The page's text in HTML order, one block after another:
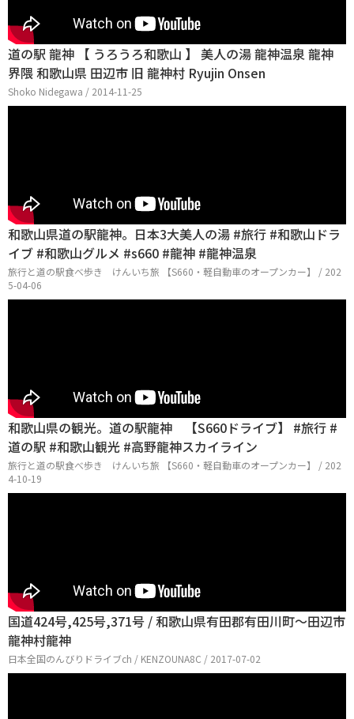
道の駅 龍神 【 うろうろ和歌山 】 美人の湯 龍神温泉 龍神
界隈 和歌山県 田辺市 旧 龍神村 Ryujin Onsen
Shoko Nidegawa / 2014-11-25
和歌山県道の駅龍神。日本3大美人の湯 #旅行 #和歌山ドラ
イブ #和歌山グルメ #s660 #龍神 #龍神温泉
旅行と道の駅食べ歩き けんいち旅 【S660・軽自動車のオープンカー】 / 202
5-04-06
和歌山県の観光。道の駅龍神 【S660ドライブ】 #旅行 #
道の駅 #和歌山観光 #高野龍神スカイライン
旅行と道の駅食べ歩き けんいち旅 【S660・軽自動車のオープンカー】 / 202
4-10-19
国道424号,425号,371号 / 和歌山県有田郡有田川町～田辺市
龍神村龍神
日本全国のんびりドライブch / KENZOUNA8C / 2017-07-02